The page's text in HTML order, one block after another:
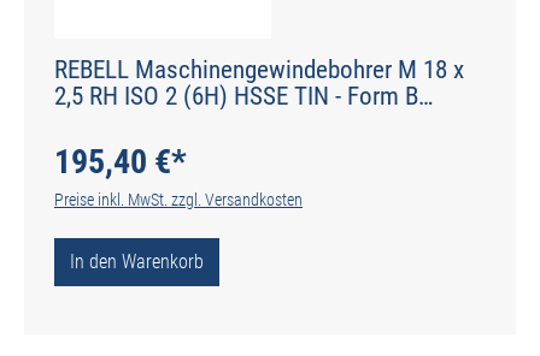
REBELL Maschinengewindebohrer M 18 x
2,5 RH ISO 2 (6H) HSSE TIN - Form B
195,40 €*
Preise inkl. MwSt. zzgl. Versandkosten
In den Warenkorb